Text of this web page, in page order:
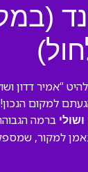
“אמיר דדון
למקום הנכון!
ברמה הגבוהה
למקור,